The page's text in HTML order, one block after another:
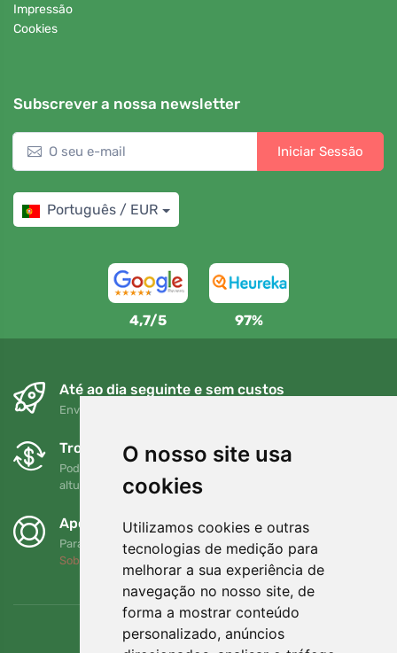
O nosso site usa
cookies
Utilizamos cookies e outras
tecnologias de medição para
melhorar a sua experiência de
navegação no nosso site, de
forma a mostrar conteúdo
personalizado, anúncios
Impressão
Cookies
Subscrever a nossa newsletter
Iniciar Sessão
Português / EUR
4,7/5 97%
Até ao dia seguinte e sem custos
Envio gratuito para encomendas superiores a 80 EUR
Trocas e devoluções gratuitas
Pode devolver ou trocar a sua encomenda em qualquer
altura no prazo de 90 dias
Apoiamos a Trees.org
Para cada encomenda plantamos uma árvore! Leia mais
Sobre nós